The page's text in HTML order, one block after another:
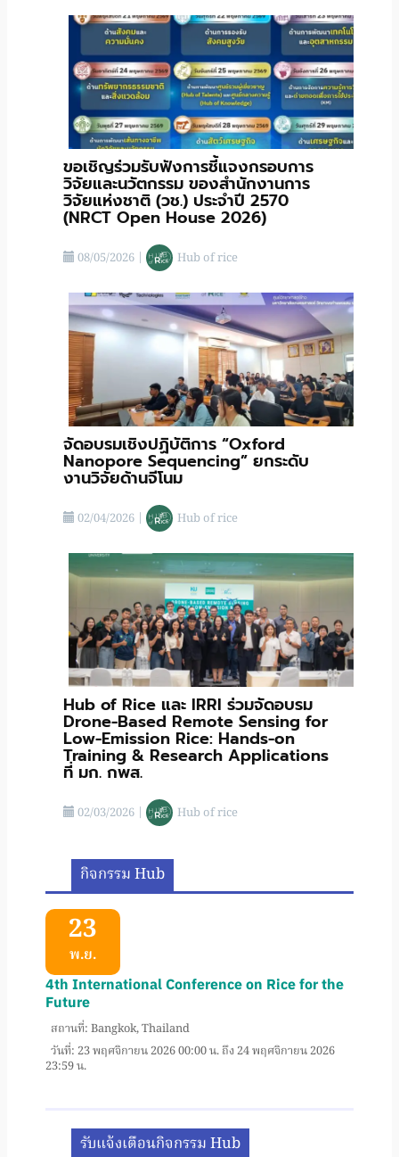
ขอเชิญร่วมรับฟังการชี้แจงกรอบการ
วิจัยและนวัตกรรม ของสำนักงานการ
วิจัยแห่งชาติ (วช.) ประจําปี 2570
(NRCT Open House 2026)
08/05/2026 | Hub of rice
จัดอบรมเชิงปฏิบัติการ “Oxford
Nanopore Sequencing” ยกระดับ
งานวิจัยด้านจีโนม
02/04/2026 | Hub of rice
Hub of Rice และ IRRI ร่วมจัดอบรม
Drone-Based Remote Sensing for
Low-Emission Rice: Hands-on
Training & Research Applications
ที่ มก. กพส.
02/03/2026 | Hub of rice
กิจกรรม Hub
23
พ.ย.
4th International Conference on Rice for the
Future
สถานที่: Bangkok, Thailand
วันที่: 23 พฤศจิกายน 2026 00:00 น. ถึง 24 พฤศจิกายน 2026
23:59 น.
รับแจ้งเตือนกิจกรรม Hub